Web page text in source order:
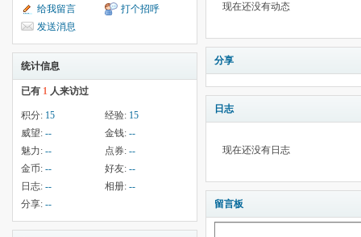
给我留言
打个招呼
发送消息
统计信息
已有 1 人来访过
积分: 15 经验: 15
威望: -- 金钱: --
魅力: -- 点券: --
金币: -- 好友: --
日志: -- 相册: --
分享: --
现在还没有动态
分享
日志
现在还没有日志
留言板